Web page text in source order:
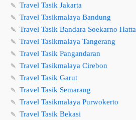
🍡 Travel Tasik Jakarta
🍡 Travel Tasikmalaya Bandung
🍡 Travel Tasik Bandara Soekarno Hatta
🍡 Travel Tasikmalaya Tangerang
🍡 Travel Tasik Pangandaran
🍡 Travel Tasikmalaya Cirebon
🍡 Travel Tasik Garut
🍡 Travel Tasik Semarang
🍡 Travel Tasikmalaya Purwokerto
🍡 Travel Tasik Bekasi